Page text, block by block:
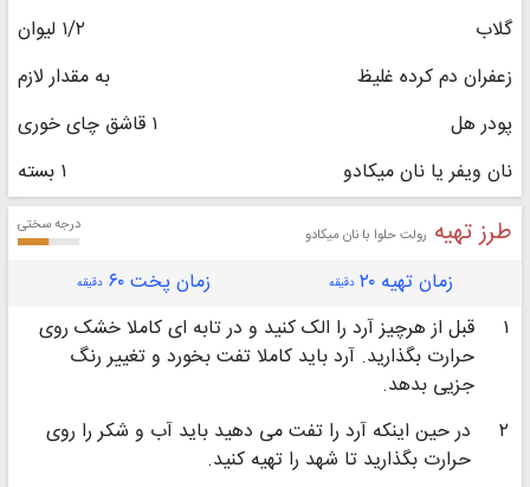
گلاب
۱/۲ لیوان
زعفران دم کرده غلیظ
به مقدار لازم
پودر هل
۱ قاشق چای خوری
نان ویفر یا نان میکادو
۱ بسته
طرز تهیه رولت حلوا با نان میکادو درجه سختی
زمان تهیه ۲۰ دقیقه زمان پخت ۶۰ دقیقه
۱
قبل از هرچیز آرد را الک کنید و در تابه ای کاملا خشک روی
حرارت بگذارید. آرد باید کاملا تفت بخورد و تغییر رنگ
جزیی بدهد.
۲
در حین اینکه آرد را تفت می دهید باید آب و شکر را روی
حرارت بگذارید تا شهد را تهیه کنید.